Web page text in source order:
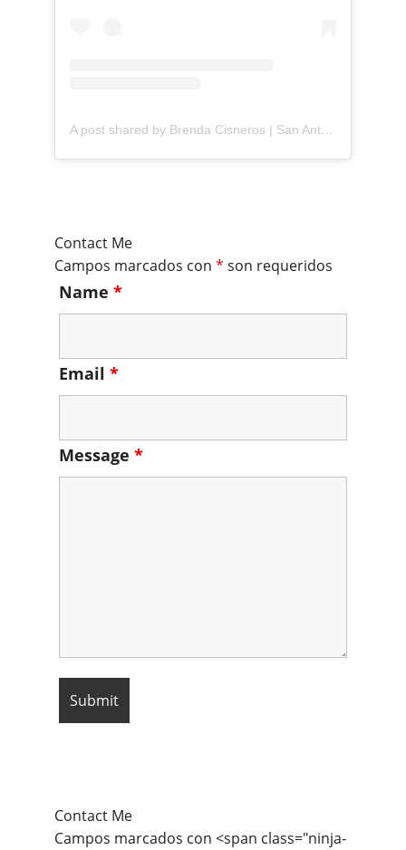
A post shared by Brenda Cisneros | San Antonio Content Creator (@mejorandomihogar)
Contact Me
Campos marcados con * son requeridos
Name *
Email *
Message *
Contact Me
Campos marcados con <span class="ninja-